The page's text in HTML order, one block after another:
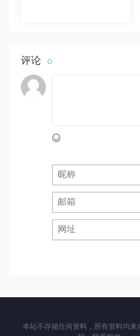
评论 0
本站不存储任何资料，所有资料均来